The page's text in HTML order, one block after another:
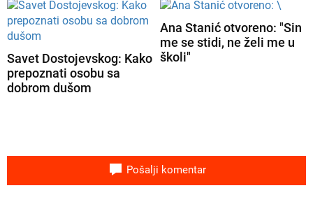
Savet Dostojevskog: Kako
prepoznati osobu sa
dobrom dušom
Ana Stanić otvoreno: "Sin
me se stidi, ne želi me u
školi"
Pošalji komentar